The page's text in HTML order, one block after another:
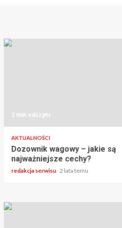
2 min odczytu
AKTUALNOŚCI
Dozownik wagowy – jakie są
najważniejsze cechy?
redakcja serwisu 2 lata temu